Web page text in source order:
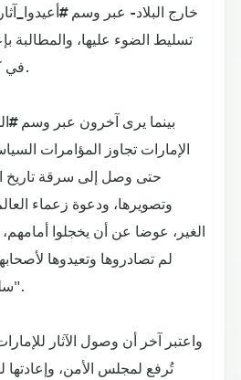
خارج البلاد- عبر وسم
تسليط الضوء عليها، والمطالبة
في كيفية خروجها من البلاد.
بينما يرى آخرون عبر وسم
الإمارات تجاوز المؤامرات
حتى وصل إلى سرقة تاريخ
وتصويرها، ودعوة زعماء
الغير، عوضا عن أن يخجلوا
لم تصادروها وتعيدوها
سلفي ومسروقاتي خلفي".
واعتبر آخر أن وصول الآثار
تُرفع لمجلس الأمن، وإعادتها